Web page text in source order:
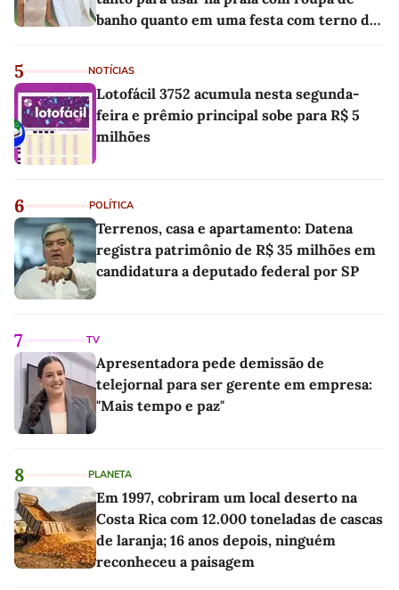
banho quanto em uma festa com terno de
5 NOTÍCIAS
Lotofácil 3752 acumula nesta segunda-
feira e prêmio principal sobe para R$ 5
milhões
6 POLÍTICA
Terrenos, casa e apartamento: Datena
registra patrimônio de R$ 35 milhões em
candidatura a deputado federal por SP
7 TV
Apresentadora pede demissão de
telejornal para ser gerente em empresa:
"Mais tempo e paz"
8 PLANETA
Em 1997, cobriram um local deserto na
Costa Rica com 12.000 toneladas de cascas
de laranja; 16 anos depois, ninguém
reconheceu a paisagem